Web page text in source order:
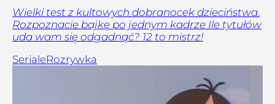
Wielki test z kultowych dobranocek dzieciństwa.
Rozpoznacie bajkę po jednym kadrze Ile tytułów
uda wam się odgadnąć? 12 to mistrz!
SerialeRozrywka